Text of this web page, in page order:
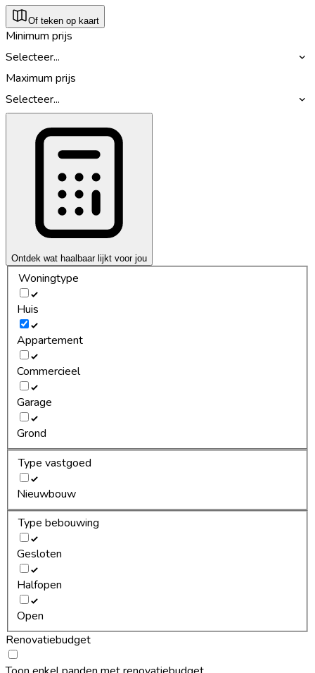
Of teken op kaart
Minimum prijs
Selecteer...
Maximum prijs
Selecteer...
Ontdek wat haalbaar lijkt voor jou
Woningtype
Huis
Appartement
Commercieel
Garage
Grond
Type vastgoed
Nieuwbouw
Type bebouwing
Gesloten
Halfopen
Open
Renovatiebudget